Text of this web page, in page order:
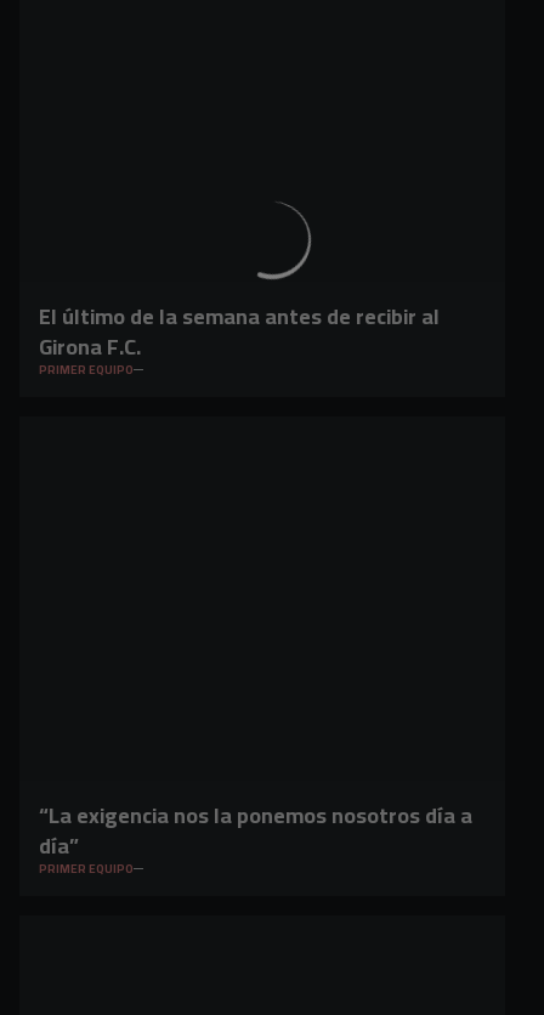
El último de la semana antes de recibir al
Girona F.C.
PRIMER EQUIPO
“La exigencia nos la ponemos nosotros día a
día”
PRIMER EQUIPO